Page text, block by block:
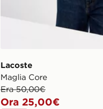
Lacoste
Maglia Core
Era 50,00€
Ora 25,00€